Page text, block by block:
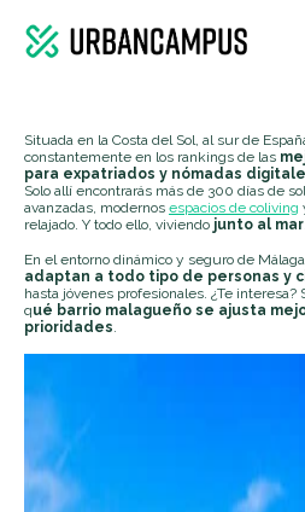
Situada en la Costa del Sol, al sur de
constantemente en los rankings de las
para expatriados y nómadas
Solo allí encontrarás más de 300 días de
avanzadas, modernos espacios de coliving
relajado. Y todo ello, viviendo junto al mar
En el entorno dinámico y seguro de
adaptan a todo tipo de personas y
hasta jóvenes profesionales. ¿Te
qué barrio malagueño se ajusta
prioridades